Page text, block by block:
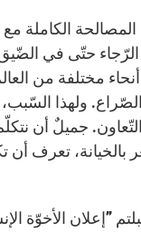
الكاملة مع
الرّجاء حتّى في
مختلفة من
ولهذا
جميلٌ أن
بالخيانة، تعرف
”إعلان الأخوّة